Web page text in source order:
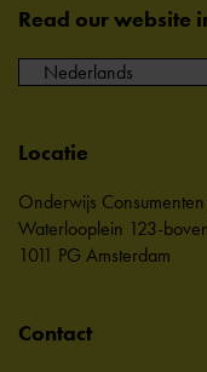
Read our website
Locatie
Onderwijs
Waterlooplein 123-
1011 PG Amsterdam
Contact